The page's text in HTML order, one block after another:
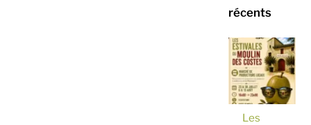
récents
Les